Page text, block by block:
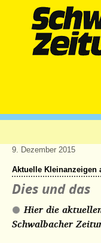
9. Dezember 2015
Aktuelle Kleinanzeigen
Dies und das
Hier die
Schwalbacher